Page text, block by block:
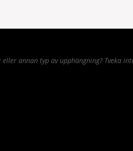
annan typ av upphängning? Tveka